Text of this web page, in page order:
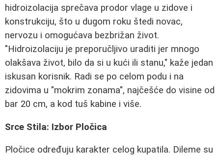
hidroizolacija sprečava prodor vlage u zidove i
konstrukciju, što u dugom roku štedi novac,
nervozu i omogućava bezbrižan život.
"Hidroizolaciju je preporučljivo uraditi jer mnogo
olakšava život, bilo da si u kući ili stanu," kaže jedan
iskusan korisnik. Radi se po celom podu i na
zidovima u "mokrim zonama", najčešće do visine od
bar 20 cm, a kod tuš kabine i više.
Srce Stila: Izbor Pločica
Pločice određuju karakter celog kupatila. Dileme su